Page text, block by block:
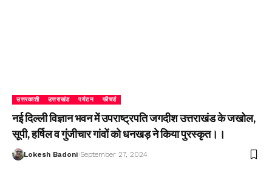
उत्तरकाशी उत्तराखंड पर्यटन फीचर्ड
नई दिल्ली विज्ञान भवन में उपराष्ट्रपति जगदीश उत्तराखंड के जखोल,
सूपी, हर्षिल व गुंजीचार गांवों को धनखड़ ने किया पुरस्कृत।।
Lokesh Badoni September 27, 2024